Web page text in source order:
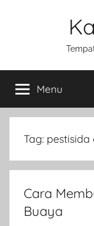
Menu
Tag: pestisida
Cara
Buaya